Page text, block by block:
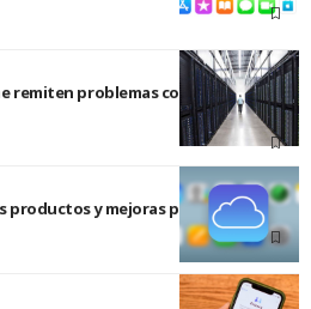
remiten problemas con el ID de
productos y mejoras próximamente